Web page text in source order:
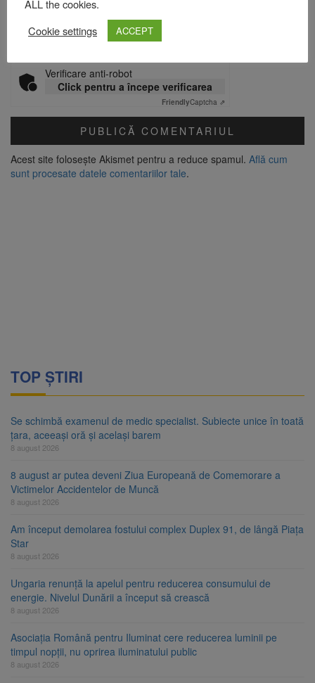
Verificare anti-robot
Click pentru a începe verificarea
FriendlyCaptcha ⇗
Acest site folosește Akismet pentru a reduce spamul. Află cum
sunt procesate datele comentariilor tale.
TOP ȘTIRI
Se schimbă examenul de medic specialist. Subiecte unice în toată
țara, aceeași oră și același barem
8 august 2026
8 august ar putea deveni Ziua Europeană de Comemorare a
Victimelor Accidentelor de Muncă
8 august 2026
Am început demolarea fostului complex Duplex 91, de lângă Piața
Star
8 august 2026
Ungaria renunță la apelul pentru reducerea consumului de
energie. Nivelul Dunării a început să crească
8 august 2026
Asociația Română pentru Iluminat cere reducerea luminii pe
timpul nopții, nu oprirea iluminatului public
8 august 2026
ALL the cookies.
Cookie settings
ACCEPT